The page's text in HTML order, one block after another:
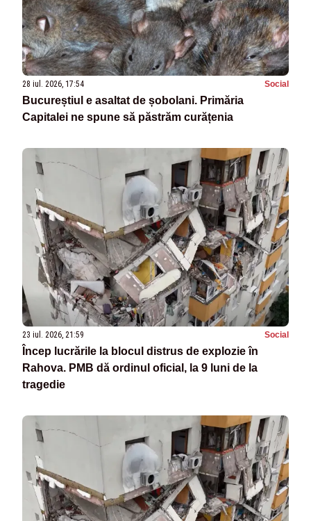
28 iul. 2026, 17:54 Social
Bucureștiul e asaltat de șobolani. Primăria
Capitalei ne spune să păstrăm curățenia
23 iul. 2026, 21:59 Social
Încep lucrările la blocul distrus de explozie în
Rahova. PMB dă ordinul oficial, la 9 luni de la
tragedie